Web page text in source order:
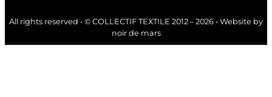
All rights reserved • © COLLECTIF TEXTILE 2012 – 2026 • Website by
noir de mars